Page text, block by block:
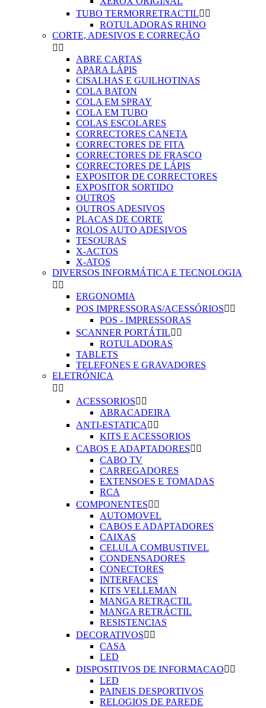
TUBO TERMORRETRACTIL 
ROTULADORAS RHINO
CORTE, ADESIVOS E CORREÇÃO
 
ABRE CARTAS
APARA LÁPIS
CISALHAS E GUILHOTINAS
COLA BATON
COLA EM SPRAY
COLA EM TUBO
COLAS ESCOLARES
CORRECTORES CANETA
CORRECTORES DE FITA
CORRECTORES DE FRASCO
CORRECTORES DE LÁPIS
EXPOSITOR DE CORRECTORES
EXPOSITOR SORTIDO
OUTROS
OUTROS ADESIVOS
PLACAS DE CORTE
ROLOS AUTO ADESIVOS
TESOURAS
X-ACTOS
X-ATOS
DIVERSOS INFORMÁTICA E TECNOLOGIA
 
ERGONOMIA
POS IMPRESSORAS/ACESSÓRIOS 
POS - IMPRESSORAS
SCANNER PORTÁTIL 
ROTULADORAS
TABLETS
TELEFONES E GRAVADORES
ELETRÓNICA
 
ACESSORIOS 
ABRACADEIRA
ANTI-ESTATICA  
KITS E ACESSORIOS
CABOS E ADAPTADORES 
CABO TV
CARREGADORES
EXTENSOES E TOMADAS
RCA
COMPONENTES 
AUTOMOVEL
CABOS E ADAPTADORES
CAIXAS
CELULA COMBUSTIVEL
CONDENSADORES
CONECTORES
INTERFACES
KITS VELLEMAN
MANGA RETRACTIL
MANGA RETRÁCTIL
RESISTENCIAS
DECORATIVOS 
CASA
LED
DISPOSITIVOS DE INFORMACAO 
LED
PAINEIS DESPORTIVOS
RELOGIOS DE PAREDE